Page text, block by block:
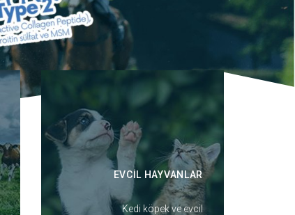
EVCİL HAYVANLAR
Kedi köpek ve evcil